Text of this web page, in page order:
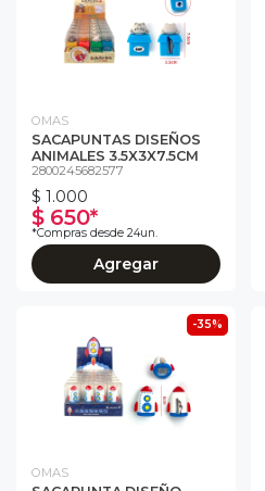
OMAS
SACAPUNTAS DISEÑOS
ANIMALES 3.5X3X7.5CM
2800245682577
$ 1.000
$ 650*
*Compras desde 24un.
Agregar
-35%
OMAS